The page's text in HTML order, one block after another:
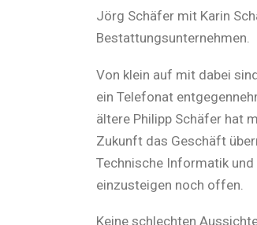
Jörg Schäfer mit Karin
Bestattungsunternehmen.
Von klein auf mit dabei
ein Telefonat
ältere Philipp Schäfer hat
Zukunft das Geschäft
Technische Informatik
einzusteigen noch offen.
Keine schlechten